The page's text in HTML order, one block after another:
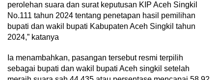
perolehan suara dan surat keputusan KIP Aceh Singkil
No.111 tahun 2024 tentang penetapan hasil pemilihan
bupati dan wakil bupati Kabupaten Aceh Singkil tahun
2024,” katanya
Ia menambahkan, pasangan tersebut resmi terpilih
sebagai bupati dan wakil bupati Aceh singkil setelah